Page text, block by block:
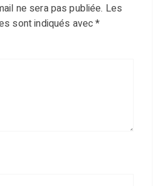
ne sera pas publiée. Les
sont indiqués avec*